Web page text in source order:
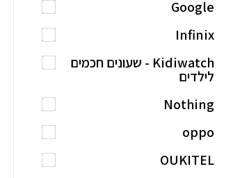
Google
Infinix
Kidiwatch - שעונים חכמים
לילדים
Nothing
oppo
OUKITEL